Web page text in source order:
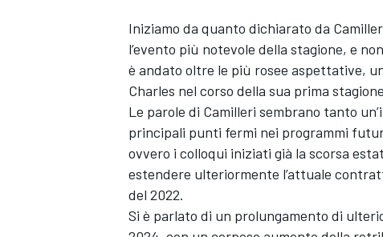
ENDURANCE/GT
Iniziamo da quanto dichiarato da
l’evento più notevole della stagione, e
è andato oltre le più rosee aspettative,
Charles nel corso della sua prima
Le parole di Camilleri sembrano tanto
principali punti fermi nei programmi
ovvero i colloqui iniziati già la scorsa
estendere ulteriormente l’attuale
del 2022.
Si è parlato di un prolungamento di